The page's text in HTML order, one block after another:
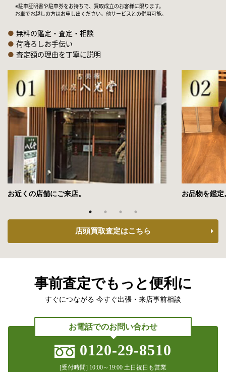
2021年3月24日公開
2021年3月10日放送
フジテレビ「世界の何だコレ！？ミステリー」2時間SP
2021年2月5日放送
テレビ東京「所さんの学校では教えてくれないそこんトコロ！」
2021年1月1日放送
日本テレビ「月曜から夜ふかし」
2021年12月30日放送
BSテレビ東京「一軒家まるごと壊す！」
洋食老舗「日本橋たいめいけん」解体…お宝も出たぞSP
フジテレビ「世界の何だコレ!?ミステリー」
2021年11月4日放送
フジテレビ「世界の何だコレ!?ミステリー」
2021年9月30日放送
中京テレビ「それって!?実際どうなの課」
2021年9月21日放送
CBCテレビ「チャント！」
2021年7月3日放送
テレビ東京「所さんの学校では教えてくれないそこんトコロ！」
※駐車証明書や駐車券をお持ちで、買取成立のお客様に限ります。
お車でお越しの方はお申し出ください。他サービスとの併用可能。
● 無料の鑑定・査定・相談
● 荷降ろしお手伝い
● 査定額の理由を丁寧に説明
お近くの店舗にご来店。 お品物を鑑定
店頭買取査定はこちら
事前査定でもっと便利に
すぐにつながる 今すぐ出張・来店事前相談
お電話でのお問い合わせ
0120-29-8510
[受付時間] 10:00～19:00 土日祝日も営業